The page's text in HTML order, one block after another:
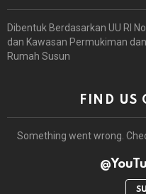
Dibentuk Berdasarkan UU RI
dan Kawasan Permukiman
Rumah Susun
FIND US
Something went wrong.